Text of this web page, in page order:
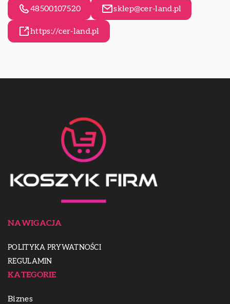
48500107520 sklep@cer-land.pl
https://cer-land.pl
NAWIGACJA
POLITYKA PRYWATNOŚCI
REGULAMIN
KATEGORIE
Biznes